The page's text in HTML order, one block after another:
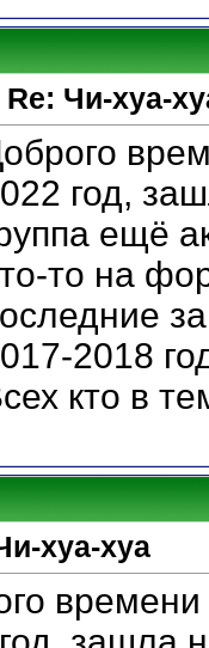
Re: Чи-хуа-
год,
ещё
то на
2018
кто в
хуа-хуа
времени